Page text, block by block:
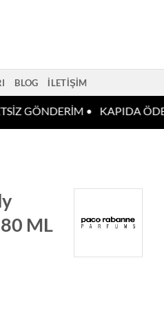
BLOG İLETIŞIM
GÖNDERİM • KAPIDA
ML